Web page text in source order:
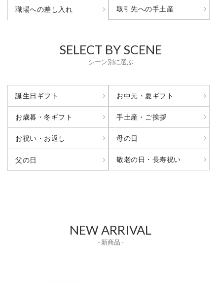
職場への差し入れ 取引先への手土産
SELECT BY SCENE
- シーン別に選ぶ -
誕生日ギフト お中元・夏ギフト
お歳暮・冬ギフト 手土産・ご挨拶
お祝い・お返し 母の日
父の日 敬老の日・長寿祝い
NEW ARRIVAL
- 新商品 -